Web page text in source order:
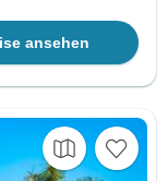
ansehen